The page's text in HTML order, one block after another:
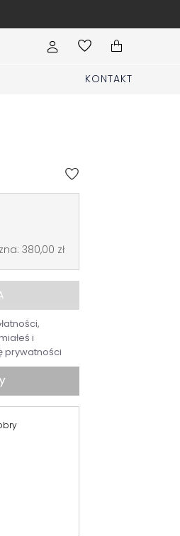
KONTAKT
380,00 zł
i
prywatności